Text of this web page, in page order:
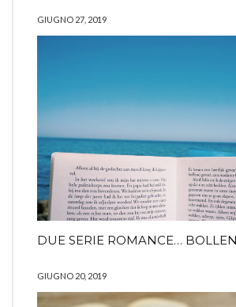
GIUGNO 27, 2019
DUE SERIE ROMANCE…
GIUGNO 20, 2019